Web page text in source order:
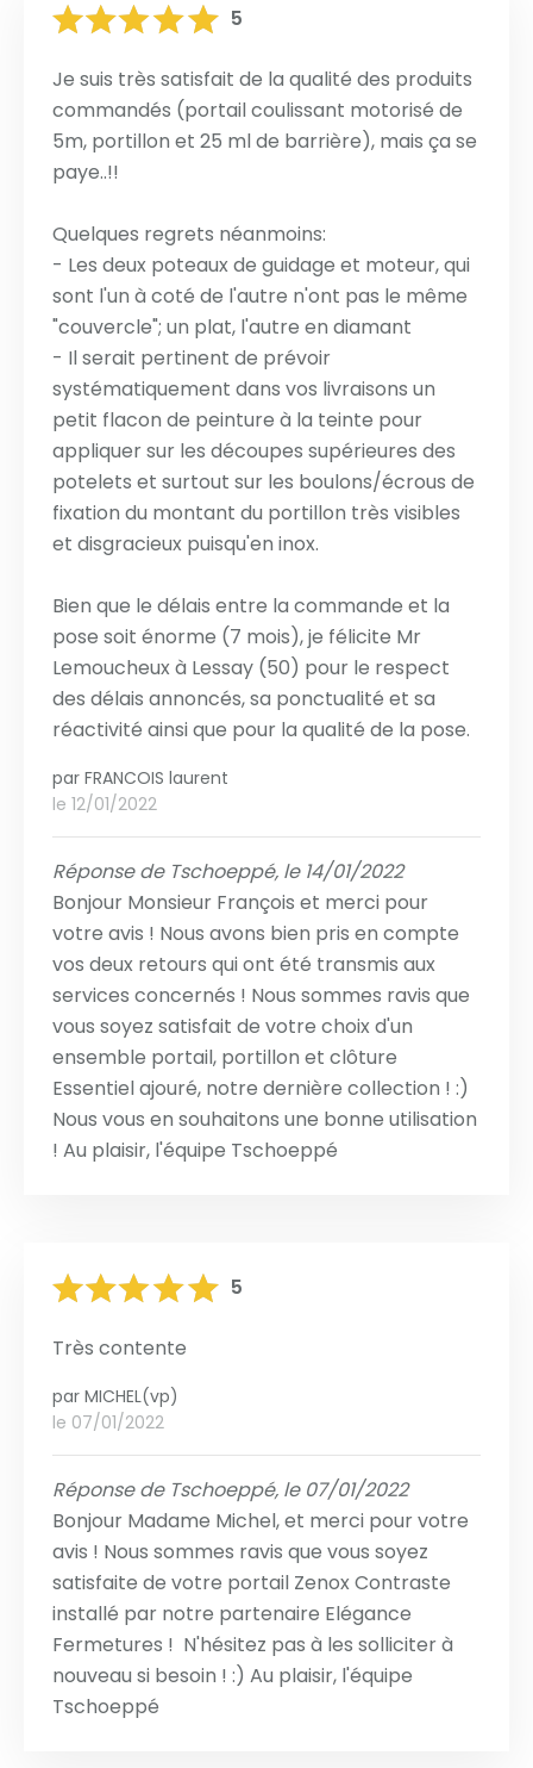
5
Je suis très satisfait de la qualité des produits
commandés (portail coulissant motorisé de
5m, portillon et 25 ml de barrière), mais ça se
paye..!!
Quelques regrets néanmoins:
- Les deux poteaux de guidage et moteur, qui
sont l'un à coté de l'autre n'ont pas le même
"couvercle"; un plat, l'autre en diamant
- Il serait pertinent de prévoir
systématiquement dans vos livraisons un
petit flacon de peinture à la teinte pour
appliquer sur les découpes supérieures des
potelets et surtout sur les boulons/écrous de
fixation du montant du portillon très visibles
et disgracieux puisqu'en inox.
Bien que le délais entre la commande et la
pose soit énorme (7 mois), je félicite Mr
Lemoucheux à Lessay (50) pour le respect
des délais annoncés, sa ponctualité et sa
réactivité ainsi que pour la qualité de la pose.
par FRANCOIS laurent
le 12/01/2022
Réponse de Tschoeppé, le 14/01/2022
Bonjour Monsieur François et merci pour
votre avis ! Nous avons bien pris en compte
vos deux retours qui ont été transmis aux
services concernés ! Nous sommes ravis que
vous soyez satisfait de votre choix d'un
ensemble portail, portillon et clôture
Essentiel ajouré, notre dernière collection ! :)
Nous vous en souhaitons une bonne utilisation
! Au plaisir, l'équipe Tschoeppé
5
Très contente
par MICHEL(vp)
le 07/01/2022
Réponse de Tschoeppé, le 07/01/2022
Bonjour Madame Michel, et merci pour votre
avis ! Nous sommes ravis que vous soyez
satisfaite de votre portail Zenox Contraste
installé par notre partenaire Elégance
Fermetures ! N'hésitez pas à les solliciter à
nouveau si besoin ! :) Au plaisir, l'équipe
Tschoeppé